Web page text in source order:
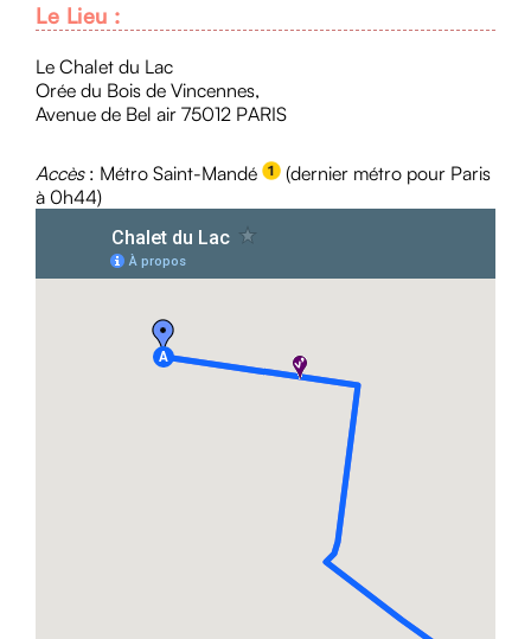
Le Lieu :
Le Chalet du Lac
Orée du Bois de Vincennes,
Avenue de Bel air 75012 PARIS
Accès: Métro Saint-Mandé
(dernier métro pour Paris
à 0h44)